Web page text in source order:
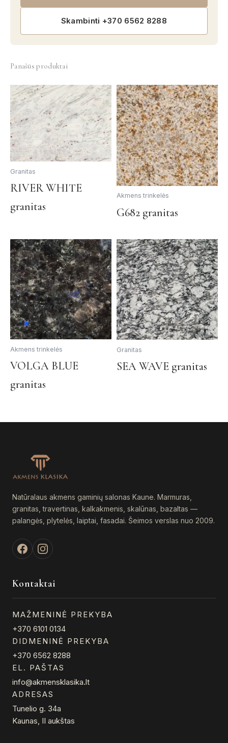
Skambinti +370 6562 8288
Panašūs produktai
Granitas
RIVER WHITE
granitas
This
product
has
The
options
may
be
chosen
on
the
product
Akmens trinkelės
G682 granitas
be
Akmens trinkelės
VOLGA BLUE
granitas
This
The
the
product
page
Granitas
SEA WAVE granitas
Natūralaus akmens gaminių salonas Kaune. Marmuras,
granitas, travertinas, kalkakmenis, skalūnas, bazaltas —
palangės, plytelės, laiptai, fasadai. Šeimos verslas nuo 2009.
Kontaktai
MAŽMENINĖ PREKYBA
+370 6101 0134
DIDMENINĖ PREKYBA
+370 6562 8288
EL. PAŠTAS
info@akmensklasika.lt
ADRESAS
Tunelio g. 34a
Kaunas, II aukštas